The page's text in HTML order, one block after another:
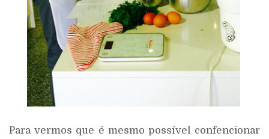
Para vermos que é mesmo possível confencionar